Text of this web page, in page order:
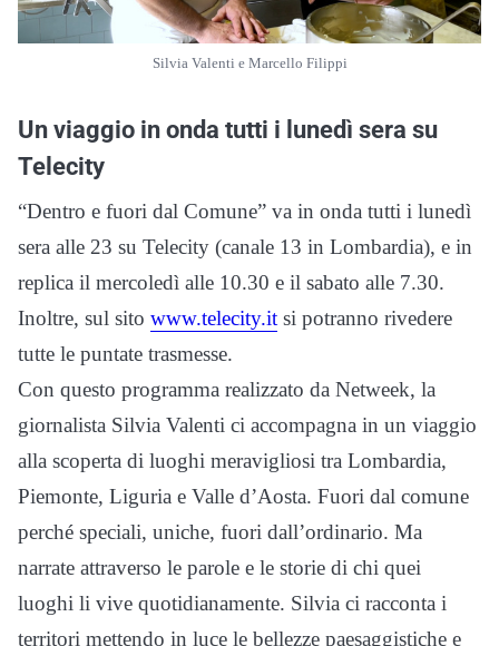
Silvia Valenti e Marcello Filippi
Un viaggio in onda tutti i lunedì sera su
Telecity
“Dentro e fuori dal Comune” va in onda tutti i lunedì
sera alle 23 su Telecity (canale 13 in Lombardia), e in
replica il mercoledì alle 10.30 e il sabato alle 7.30.
Inoltre, sul sito www.telecity.it si potranno rivedere
tutte le puntate trasmesse.
Con questo programma realizzato da Netweek, la
giornalista Silvia Valenti ci accompagna in un viaggio
alla scoperta di luoghi meravigliosi tra Lombardia,
Piemonte, Liguria e Valle d’Aosta. Fuori dal comune
perché speciali, uniche, fuori dall’ordinario. Ma
narrate attraverso le parole e le storie di chi quei
luoghi li vive quotidianamente. Silvia ci racconta i
territori mettendo in luce le bellezze paesaggistiche e